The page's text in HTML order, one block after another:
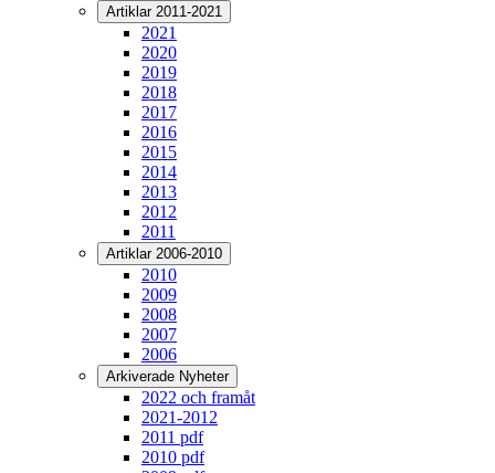
Artiklar 2011-2021
2021
2020
2019
2018
2017
2016
2015
2014
2013
2012
2011
Artiklar 2006-2010
2010
2009
2008
2007
2006
Arkiverade Nyheter
2022 och framåt
2021-2012
2011 pdf
2010 pdf